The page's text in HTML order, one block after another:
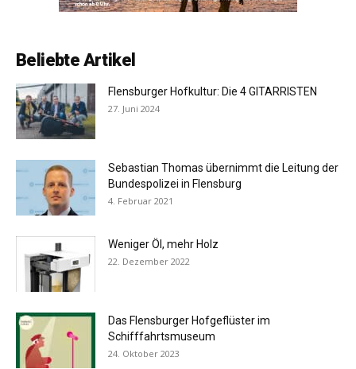
Beliebte Artikel
Flensburger Hofkultur: Die 4 GITARRISTEN
27. Juni 2024
Sebastian Thomas übernimmt die Leitung der
Bundespolizei in Flensburg
4. Februar 2021
Weniger Öl, mehr Holz
22. Dezember 2022
Das Flensburger Hofgeflüster im
Schifffahrtsmuseum
24. Oktober 2023